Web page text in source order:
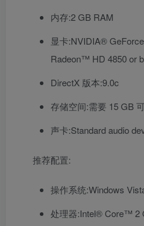
内存:2 GB RAM
显卡:NVIDIA®
Radeon™ HD 4850 or
DirectX 版本:9.0c
存储空间:需要 15 GB
声卡:Standard audio
推荐配置:
操作系统:Windows
处理器:Intel® Core™ 2